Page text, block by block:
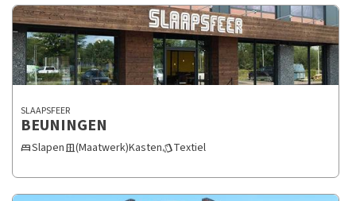
wensen.
SLAAPSFEER
BEUNINGEN
bedSlapendoor_sliding(Maatwerk)KastenstyleTextiel